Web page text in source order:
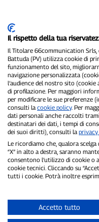
P300.it è una
Registrazione numero 1/
Proprietario ed
Direttore Responsabile:
Privacy
"Se è successo
Il rispetto della tua
Il Titolare 66communication Srls,
Battuda (PV) utilizza cookie di
funzionamento del sito,
navigazione personalizzata
l’audience del nostro sito
di profilazione. Per maggiori
per modificare le sue preferenze
consulti la cookie policy. Per
dati personali anche raccolti
destinatari dei dati, i tempi di
dei suoi diritti), consulti la
Le ricordiamo che, qualora
“X” in alto a destra, saranno
consentono l’utilizzo di cookie
cookie tecnici. Cliccando su
tutti i cookie. Potrà inoltre
Accetto tutto